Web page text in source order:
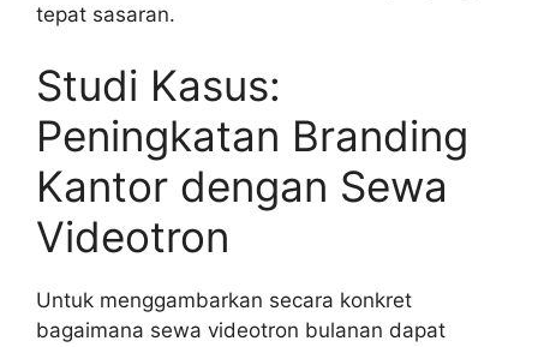
tepat sasaran.
Studi Kasus:
Peningkatan Branding
Kantor dengan Sewa
Videotron
Untuk menggambarkan secara konkret
bagaimana sewa videotron bulanan dapat